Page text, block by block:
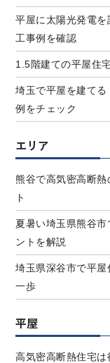
平屋に太陽光発電
工事例を確認
1.5階建ての平屋住
埼玉で平屋を建て
例をチェック
エリア
熊谷で高気密高断
ト
夏暑い埼玉県熊谷
ントを解説
埼玉県深谷市で平
一歩
平屋
高気密高断熱住宅は